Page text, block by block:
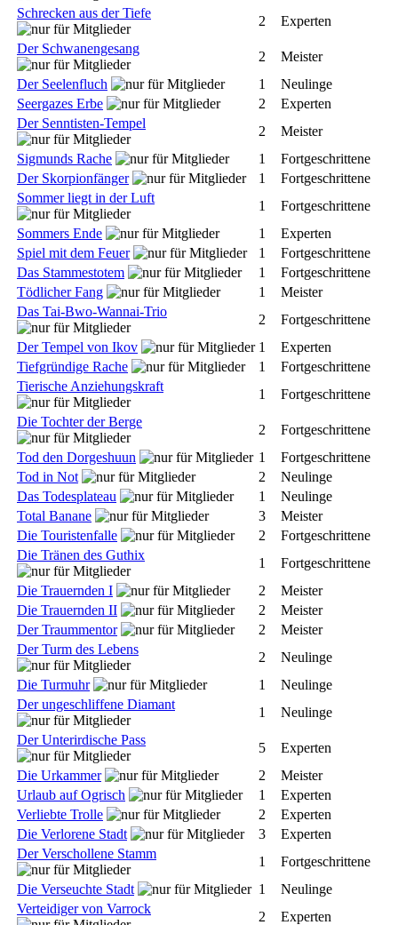
Schrecken aus der Tiefe
2
Experten
Der Schwanengesang
2
Meister
Der Seelenfluch
1
Neulinge
Seergazes Erbe
2
Experten
Der Senntisten-Tempel
2
Meister
Sigmunds Rache
1
Fortgeschrittene
Der Skorpionfänger
1
Fortgeschrittene
Sommer liegt in der Luft
1
Fortgeschrittene
Sommers Ende
1
Experten
Spiel mit dem Feuer
1
Fortgeschrittene
Das Stammestotem
1
Fortgeschrittene
Tödlicher Fang
1
Meister
Das Tai-Bwo-Wannai-Trio
2
Fortgeschrittene
Der Tempel von Ikov
1
Experten
Tiefgründige Rache
1
Fortgeschrittene
Tierische Anziehungskraft
1
Fortgeschrittene
Die Tochter der Berge
2
Fortgeschrittene
Tod den Dorgeshuun
1
Fortgeschrittene
Tod in Not
2
Neulinge
Das Todesplateau
1
Neulinge
Total Banane
3
Meister
Die Touristenfalle
2
Fortgeschrittene
Die Tränen des Guthix
1
Fortgeschrittene
Die Trauernden I
2
Meister
Die Trauernden II
2
Meister
Der Traummentor
2
Meister
Der Turm des Lebens
2
Neulinge
Die Turmuhr
1
Neulinge
Der ungeschliffene Diamant
1
Neulinge
Der Unterirdische Pass
5
Experten
Die Urkammer
2
Meister
Urlaub auf Ogrisch
1
Experten
Verliebte Trolle
2
Experten
Die Verlorene Stadt
3
Experten
Der Verschollene Stamm
1
Fortgeschrittene
Die Verseuchte Stadt
1
Neulinge
Verteidiger von Varrock
2
Experten